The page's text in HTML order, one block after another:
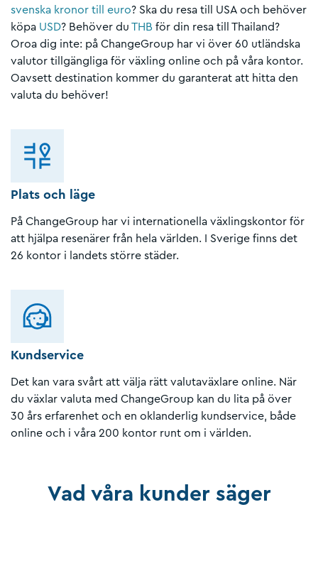
svenska kronor till euro? Ska du resa till USA och behöver
köpa USD? Behöver du THB för din resa till Thailand?
Oroa dig inte: på ChangeGroup har vi över 60 utländska
valutor tillgängliga för växling online och på våra kontor.
Oavsett destination kommer du garanterat att hitta den
valuta du behöver!
Plats och läge
På ChangeGroup har vi internationella växlingskontor för
att hjälpa resenärer från hela världen. I Sverige finns det
26 kontor i landets större städer.
Kundservice
Det kan vara svårt att välja rätt valutaväxlare online. När
du växlar valuta med ChangeGroup kan du lita på över
30 års erfarenhet och en oklanderlig kundservice, både
online och i våra 200 kontor runt om i världen.
Vad våra kunder säger